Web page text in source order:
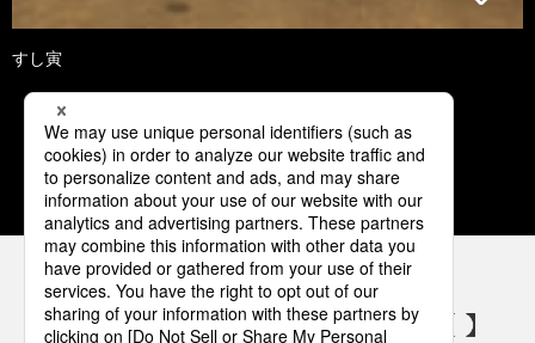
すし寅
1 2 3
パナソニックの電気設備 SNSアカウント